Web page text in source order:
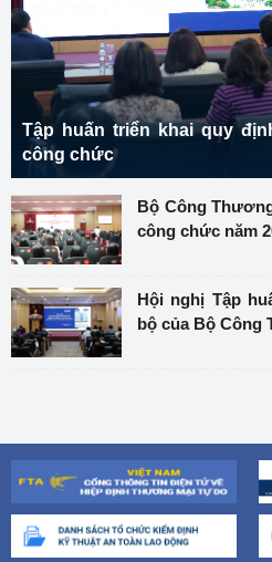
Tập huấn triển khai quy
công chức
Bộ Công
công chức năm
Hội nghị Tập
bộ của Bộ Công